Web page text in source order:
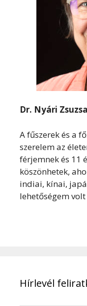
Dr. Nyári Zsuzsa
A fűszerek és a
szerelem az
férjemnek és 11
köszönhetek,
indiai, kínai,
lehetőségem
Hírlevél